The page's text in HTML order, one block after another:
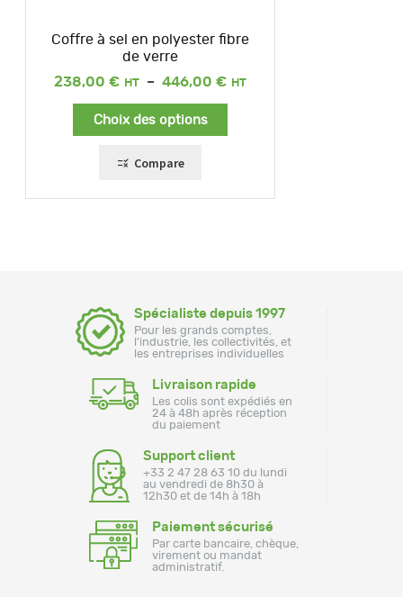
Coffre à sel en polyester fibre
de verre
238,00 € – 446,00 €
Plage
Choix des options
Compare
Spécialiste depuis 1997
Pour les grands comptes,
l'industrie, les collectivités, et
les entreprises individuelles
Livraison rapide
Les colis sont expédiés en
24 à 48h après réception
du paiement
Support client
+33 2 47 28 63 10 du lundi
au vendredi de 8h30 à
12h30 et de 14h à 18h
Paiement sécurisé
Par carte bancaire, chèque,
virement ou mandat
administratif.